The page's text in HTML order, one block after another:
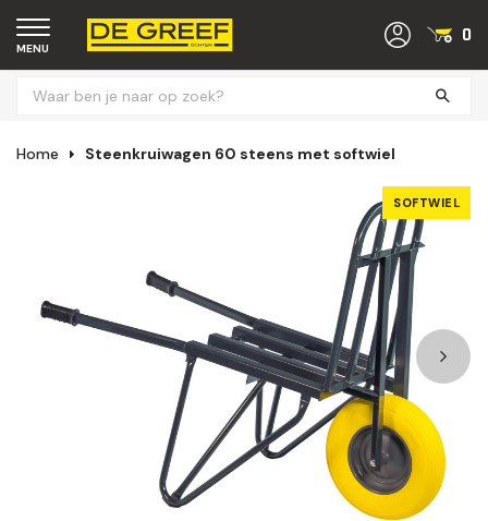
MENU
0
Home Steenkruiwagen 60 steens met softwiel
SOFTWIEL